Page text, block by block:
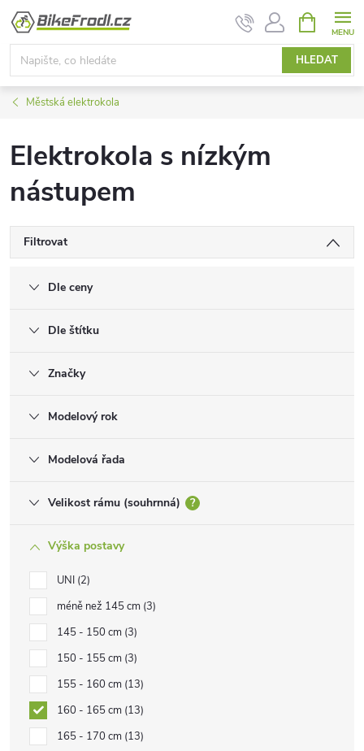
Přejít
obsah
HLEDAT
NÁKUPNÍ
KOŠÍK
Městská elektrokola
Elektrokola s nízkým
nástupem
Filtrovat
Dle ceny
Dle štítku
Značky
Modelový rok
Modelová řada
Velikost rámu (souhrnná) ?
Výška postavy
UNI 2
méně než 145 cm 3
145 - 150 cm 3
150 - 155 cm 3
155 - 160 cm 13
160 - 165 cm 13
165 - 170 cm 13